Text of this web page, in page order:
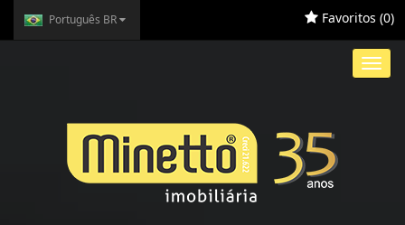
Português BR Favoritos (0)